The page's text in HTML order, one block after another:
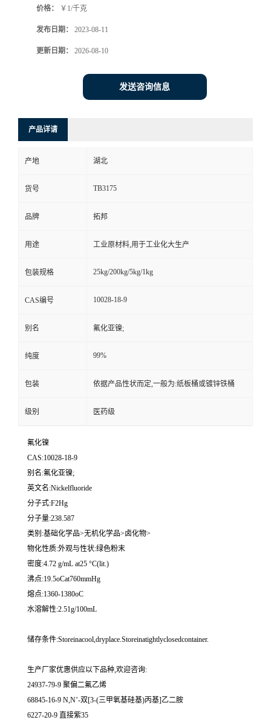
价格： ￥1/千克
发布日期： 2023-08-11
更新日期： 2026-08-10
发送咨询信息
产品详请
产地 湖北
货号 TB3175
品牌 拓邦
用途 工业原材料,用于工业化大生产
包装规格 25kg/200kg/5kg/1kg
CAS编号 10028-18-9
别名 氟化亚镍;
纯度 99%
包装 依据产品性状而定,一般为:纸板桶或镀锌铁桶
级别 医药级
氟化镍
CAS:10028-18-9
别名:氟化亚镍;
英文名:Nickelfluoride
分子式:F2Hg
分子量:238.587
类别:基础化学品>无机化学品>卤化物>
物化性质:外观与性状:绿色粉末
密度:4.72 g/mL at25 °C(lit.)
沸点:19.5oCat760mmHg
熔点:1360-1380oC
水溶解性:2.51g/100mL
储存条件:Storeinacool,dryplace.Storeinatightlyclosedcontainer.
生产厂家优惠供应以下品种,欢迎咨询:
24937-79-9 聚偏二氟乙烯
68845-16-9 N,N’-双[3-(三甲氧基硅基)丙基]乙二胺
6227-20-9 直接紫35